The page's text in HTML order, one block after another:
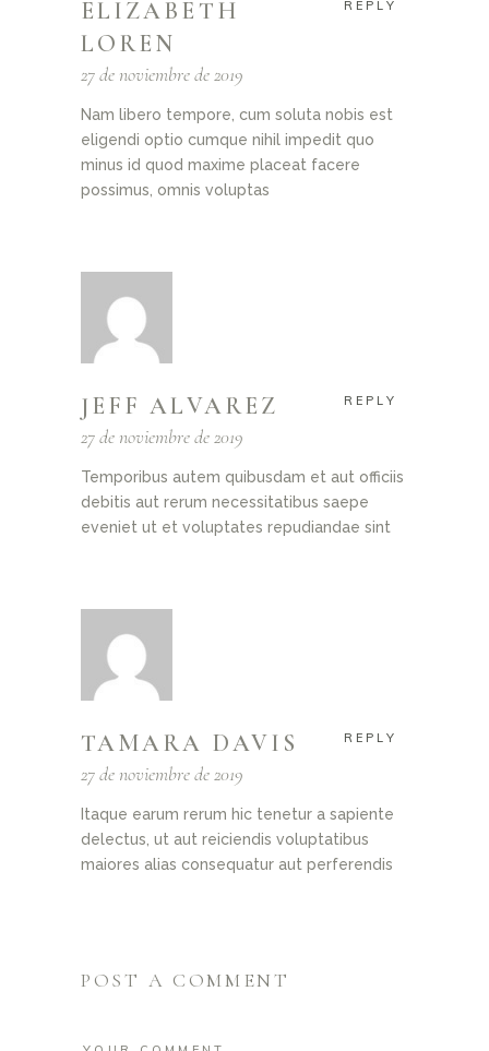
ELIZABETH
LOREN
REPLY
27 de noviembre de 2019
Nam libero tempore, cum soluta nobis est
eligendi optio cumque nihil impedit quo
minus id quod maxime placeat facere
possimus, omnis voluptas
JEFF ALVAREZ REPLY
27 de noviembre de 2019
Temporibus autem quibusdam et aut officiis
debitis aut rerum necessitatibus saepe
eveniet ut et voluptates repudiandae sint
TAMARA DAVIS REPLY
27 de noviembre de 2019
Itaque earum rerum hic tenetur a sapiente
delectus, ut aut reiciendis voluptatibus
maiores alias consequatur aut perferendis
POST A COMMENT